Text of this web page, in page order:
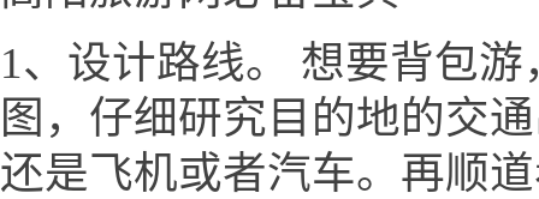
1、设计路线。 想要背包
图，仔细研究目的地的交
还是飞机或者汽车。再顺